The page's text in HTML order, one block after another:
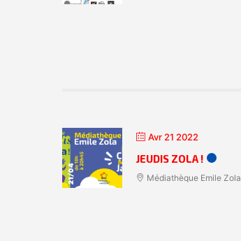
Avr 21 2022
JEUDIS ZOLA !
Médiathèque Emile Zola